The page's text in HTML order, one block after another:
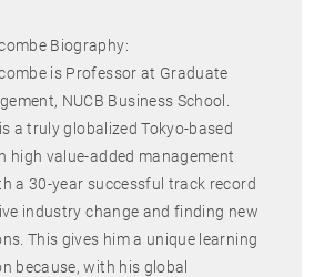
Biography:
is Professor at Graduate
NUCB Business School.
a truly globalized Tokyo-based
high value-added management
a 30-year successful track record
industry change and finding new
This gives him a unique learning
because, with his global